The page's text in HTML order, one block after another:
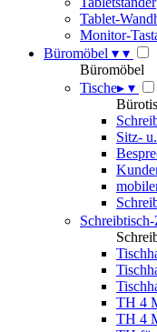
Tablet-
Monitor-
Büromöbel ▾ ▾
Büromöbel
Tische▸ ▾
Sitz-
TH 4
TH 4